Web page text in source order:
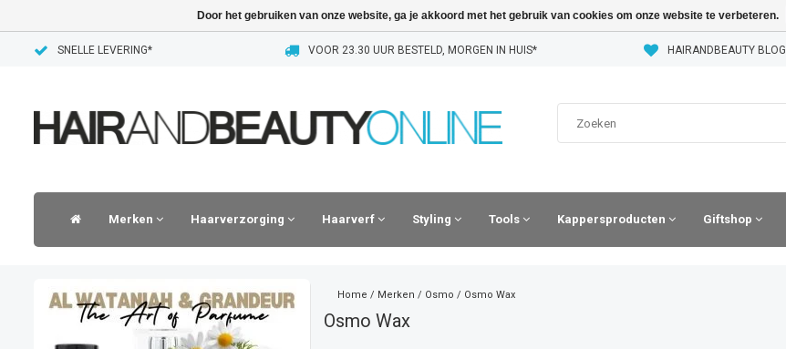
SNELLE LEVERING* VOOR 23.30 UUR BESTELD, MORGEN IN HUIS* HAIRANDBEAUTY BLOG
Merken Haarverzorging Haarverf Styling Tools Kappersproducten Giftshop
Home / Merken / Osmo / Osmo Wax
Osmo Wax
Door het gebruiken van onze website, ga je akkoord met het gebruik van cookies om onze website te verbeteren.